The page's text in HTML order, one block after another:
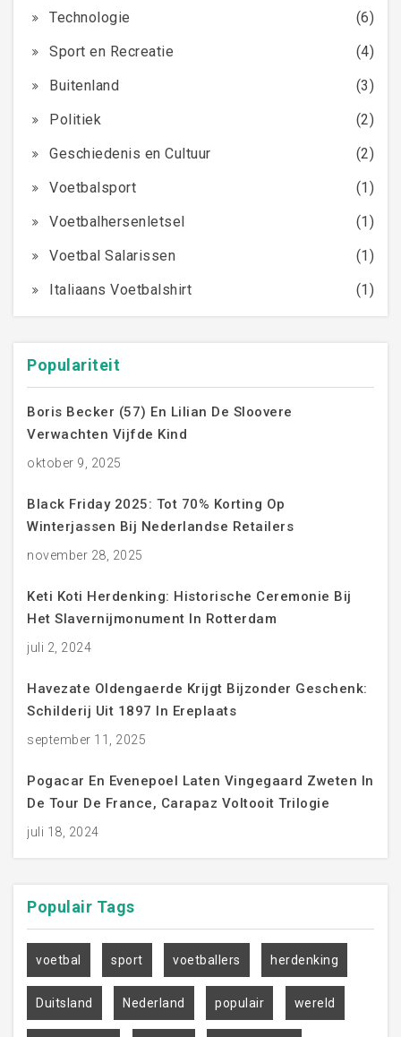
Technologie
(6)
Sport en Recreatie
(4)
Buitenland
(3)
Politiek
(2)
Geschiedenis en Cultuur
(2)
Voetbalsport
(1)
Voetbalhersenletsel
(1)
Voetbal Salarissen
(1)
Italiaans Voetbalshirt
(1)
Populariteit
Boris Becker (57) En Lilian De Sloovere
Verwachten Vijfde Kind
oktober 9, 2025
Black Friday 2025: Tot 70% Korting Op
Winterjassen Bij Nederlandse Retailers
november 28, 2025
Keti Koti Herdenking: Historische Ceremonie Bij
Het Slavernijmonument In Rotterdam
juli 2, 2024
Havezate Oldengaerde Krijgt Bijzonder Geschenk:
Schilderij Uit 1897 In Ereplaats
september 11, 2025
Pogacar En Evenepoel Laten Vingegaard Zweten In
De Tour De France, Carapaz Voltooit Trilogie
juli 18, 2024
Populair Tags
voetbal sport voetballers herdenking
Duitsland Nederland populair wereld